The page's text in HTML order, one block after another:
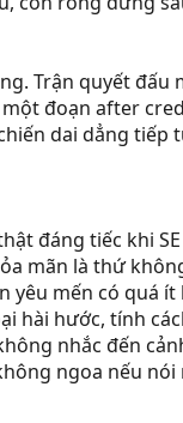
Trận quyết đấu
đoạn after
dai dẳng tiếp
đáng tiếc khi
mãn là thứ
yêu mến có quá
hài hước, tính
nhắc đến
ngoa nếu nói